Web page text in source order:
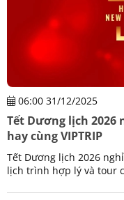
06:00 31/12/2025
Tết Dương lịch 2026
hay cùng VIPTRIP
Tết Dương lịch 2026
lịch trình hợp lý và tour